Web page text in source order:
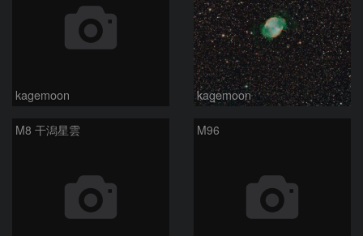
kagemoon kagemoon
M8 干潟星雲 M96